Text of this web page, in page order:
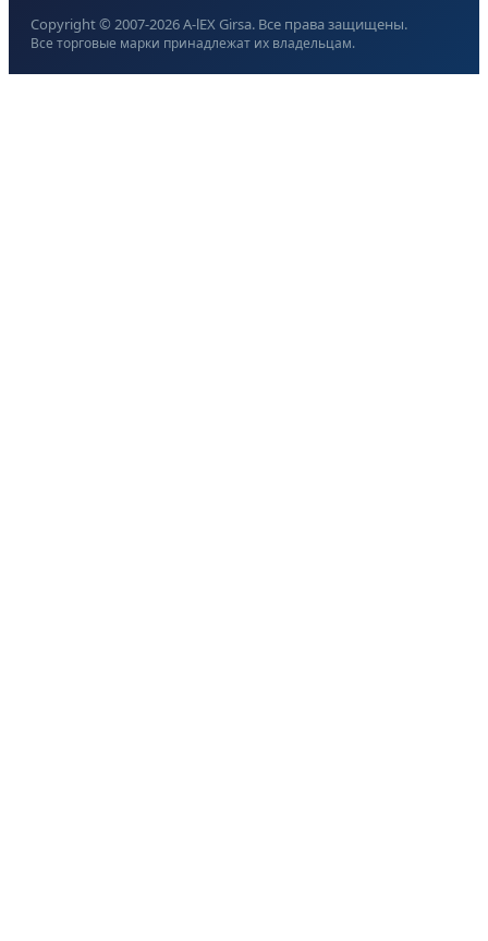
Copyright © 2007-2026A-lEX Girsa. Все права защищены.
Все торговые марки принадлежат их владельцам.